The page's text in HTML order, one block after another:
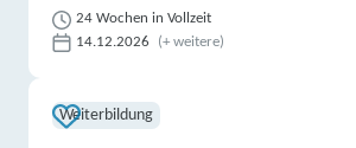
24 Wochen in Vollzeit
14.12.2026
(+ weitere)
Weiterbildung